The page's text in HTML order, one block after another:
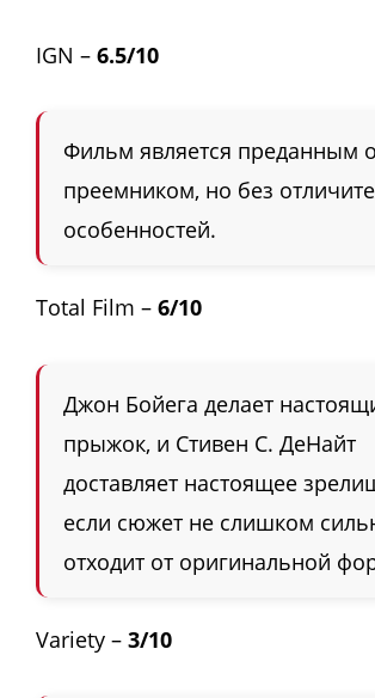
IGN – 6.5/10
Фильм является преданным
преемником, но без
особенностей.
Total Film – 6/10
Джон Бойега делает
прыжок, и Стивен С. ДеНайт
доставляет настоящее
если сюжет не слишком
отходит от оригинальной
Variety – 3/10